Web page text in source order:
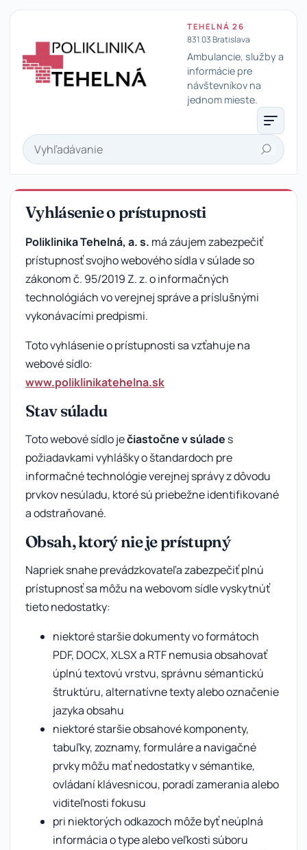
TEHELNÁ 26
831 03 Bratislava
Ambulancie, služby a
informácie pre
návštevníkov na
jednom mieste.
Hľadať
Vyhlásenie o prístupnosti
Poliklinika Tehelná, a. s. má záujem zabezpečiť
prístupnosť svojho webového sídla v súlade so
zákonom č. 95/2019 Z. z. o informačných
technológiách vo verejnej správe a príslušnými
vykonávacími predpismi.
Toto vyhlásenie o prístupnosti sa vzťahuje na
webové sídlo:
www.poliklinikatehelna.sk
Stav súladu
Toto webové sídlo ječiastočne v súlade s
požiadavkami vyhlášky o štandardoch pre
informačné technológie verejnej správy z dôvodu
prvkov nesúladu, ktoré sú priebežne identifikované
a odstraňované.
Obsah, ktorý nie je prístupný
Napriek snahe prevádzkovateľa zabezpečiť plnú
prístupnosť sa môžu na webovom sídle vyskytnúť
tieto nedostatky:
niektoré staršie dokumenty vo formátoch
PDF, DOCX, XLSX a RTF nemusia obsahovať
úplnú textovú vrstvu, správnu sémantickú
štruktúru, alternatívne texty alebo označenie
jazyka obsahu
niektoré staršie obsahové komponenty,
tabuľky, zoznamy, formuláre a navigačné
prvky môžu mať nedostatky v sémantike,
ovládaní klávesnicou, poradí zamerania alebo
viditeľnosti fokusu
pri niektorých odkazoch môže byť neúplná
informácia o type alebo veľkosti súboru